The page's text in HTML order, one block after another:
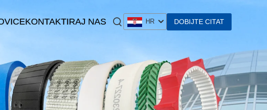
KONTAKTIRAJ NAS HR DOBIJTE CITAT